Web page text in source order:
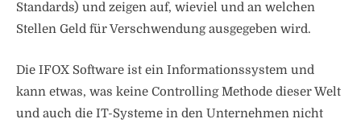
Standards) und zeigen auf, wieviel und an welchen
Stellen Geld für Verschwendung ausgegeben wird.
Die IFOX Software ist ein Informationssystem und
kann etwas, was keine Controlling Methode dieser Welt
und auch die IT-Systeme in den Unternehmen nicht